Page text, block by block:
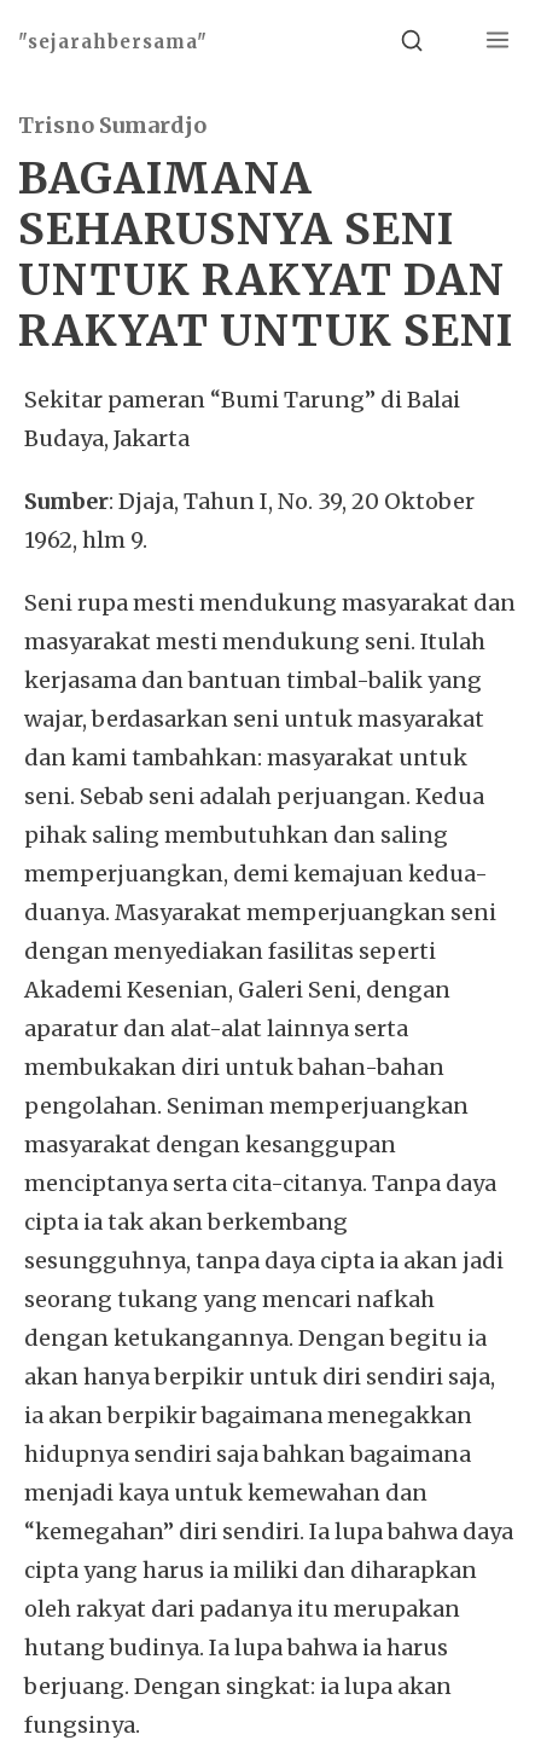
"sejarahbersama" Search Menu
Trisno Sumardjo
BAGAIMANA
SEHARUSNYA SENI
UNTUK RAKYAT DAN
RAKYAT UNTUK SENI
Sekitar pameran “Bumi Tarung” di Balai
Budaya, Jakarta
Sumber: Djaja, Tahun I, No. 39, 20 Oktober
1962, hlm 9.
Seni rupa mesti mendukung masyarakat dan
masyarakat mesti mendukung seni. Itulah
kerjasama dan bantuan timbal-balik yang
wajar, berdasarkan seni untuk masyarakat
dan kami tambahkan: masyarakat untuk
seni. Sebab seni adalah perjuangan. Kedua
pihak saling membutuhkan dan saling
memperjuangkan, demi kemajuan kedua-
duanya. Masyarakat memperjuangkan seni
dengan menyediakan fasilitas seperti
Akademi Kesenian, Galeri Seni, dengan
aparatur dan alat-alat lainnya serta
membukakan diri untuk bahan-bahan
pengolahan. Seniman memperjuangkan
masyarakat dengan kesanggupan
menciptanya serta cita-citanya. Tanpa daya
cipta ia tak akan berkembang
sesungguhnya, tanpa daya cipta ia akan jadi
seorang tukang yang mencari nafkah
dengan ketukangannya. Dengan begitu ia
akan hanya berpikir untuk diri sendiri saja,
ia akan berpikir bagaimana menegakkan
hidupnya sendiri saja bahkan bagaimana
menjadi kaya untuk kemewahan dan
“kemegahan” diri sendiri. Ia lupa bahwa daya
cipta yang harus ia miliki dan diharapkan
oleh rakyat dari padanya itu merupakan
hutang budinya. Ia lupa bahwa ia harus
berjuang. Dengan singkat: ia lupa akan
fungsinya.